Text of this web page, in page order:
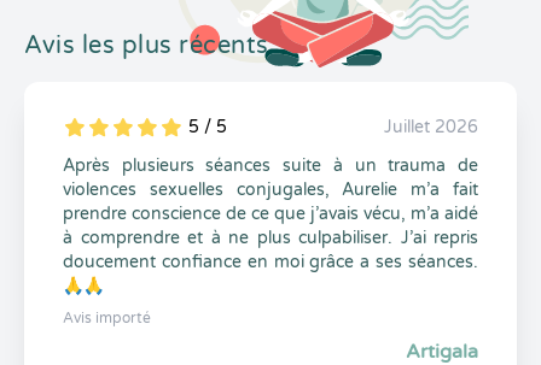
Avis les plus récents
5
1
5
0 5 / 5
Juillet 2026
Après plusieurs séances suite à un trauma de
violences sexuelles conjugales, Aurelie m’a fait
prendre conscience de ce que j’avais vécu, m’a aidé
à comprendre et à ne plus culpabiliser. J’ai repris
doucement confiance en moi grâce a ses séances.
🙏🙏
Avis importé
Artigala